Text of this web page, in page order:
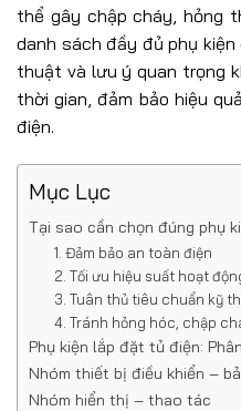
thể gây chập cháy, hỏng
danh sách đầy đủ phụ
thuật và lưu ý quan trọng
thời gian, đảm bảo hiệu
điện.
Mục Lục
Tại sao cần chọn đúng phụ
1. Đảm bảo an toàn điện
2. Tối ưu hiệu suất hoạt
3. Tuân thủ tiêu chuẩn kỹ
4. Tránh hỏng hóc, chập
Phụ kiện lắp đặt tủ điện:
Nhóm thiết bị điều khiển –
Nhóm hiển thị – thao tác